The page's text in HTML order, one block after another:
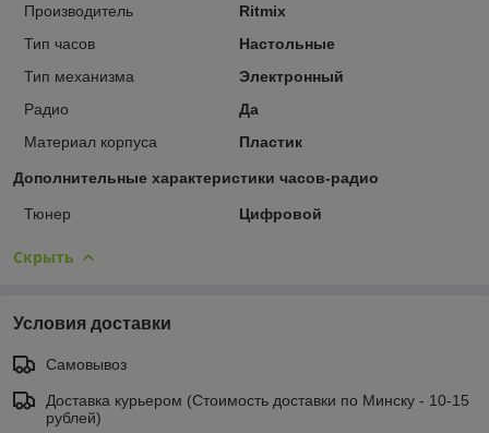
Производитель
Ritmix
Тип часов
Настольные
Тип механизма
Электронный
Радио
Да
Материал корпуса
Пластик
Дополнительные характеристики часов-радио
Тюнер Цифровой
Скрыть
Условия доставки
Самовывоз
Доставка курьером (Стоимость доставки по Минску - 10-15
рублей)